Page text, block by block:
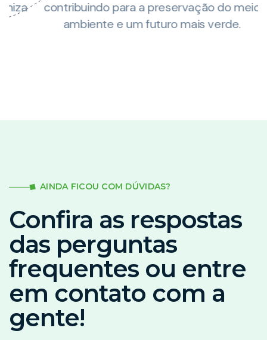
contribuindo para a preservação do meio
ambiente e um futuro mais verde.
AINDA FICOU COM DÚVIDAS?
Confira as respostas
das perguntas
frequentes ou entre
em contato com a
gente!